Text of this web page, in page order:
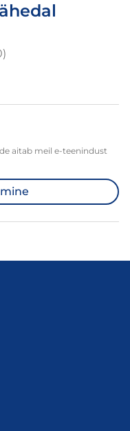
aitab meil e-teenindust